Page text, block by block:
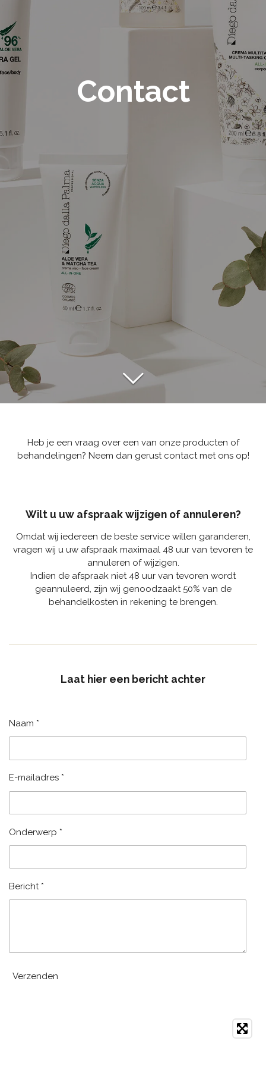
Contact
Heb je een vraag over een van onze producten of
behandelingen? Neem dan gerust contact met ons op!
Wilt u uw afspraak wijzigen of annuleren?
Omdat wij iedereen de beste service willen garanderen,
vragen wij u uw afspraak maximaal 48 uur van tevoren te
annuleren of wijzigen.
Indien de afspraak niet 48 uur van tevoren wordt
geannuleerd, zijn wij genoodzaakt 50% van de
behandelkosten in rekening te brengen.
Laat hier een bericht achter
Naam *
E-mailadres *
Onderwerp *
Bericht *
Verzenden